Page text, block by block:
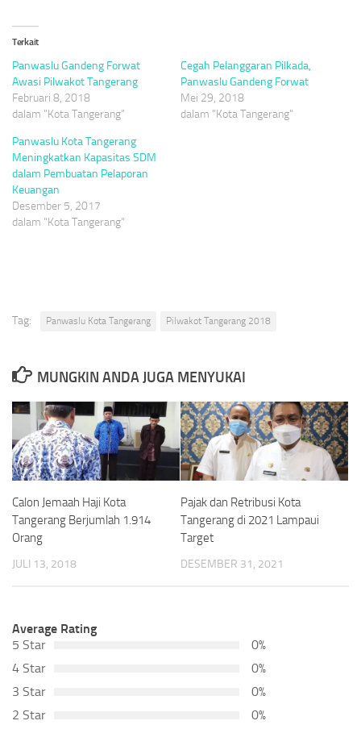
Terkait
Panwaslu Gandeng Forwat
Awasi Pilwakot Tangerang
Februari 8, 2018
dalam "Kota Tangerang"
Cegah Pelanggaran Pilkada,
Panwaslu Gandeng Forwat
Mei 29, 2018
dalam "Kota Tangerang"
Panwaslu Kota Tangerang
Meningkatkan Kapasitas SDM
dalam Pembuatan Pelaporan
Keuangan
Desember 5, 2017
dalam "Kota Tangerang"
Tag: Panwaslu Kota Tangerang Pilwakot Tangerang 2018
MUNGKIN ANDA JUGA MENYUKAI
Calon Jemaah Haji Kota
Tangerang Berjumlah 1.914
Orang
JULI 13, 2018
Pajak dan Retribusi Kota
Tangerang di 2021 Lampaui
Target
DESEMBER 31, 2021
Average Rating
5 Star
0%
4 Star
0%
3 Star
0%
2 Star
0%